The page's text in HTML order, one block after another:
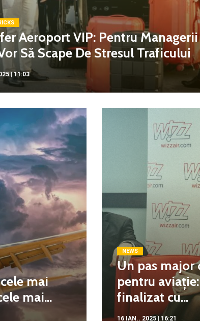
Aeroport VIP: Pentru Managerii
Să Scape De Stresul Traficului
| 11:03
mai
mai...
NEWS
Un pas major
pentru
finalizat cu...
16 IAN.. 2025 | 16:21